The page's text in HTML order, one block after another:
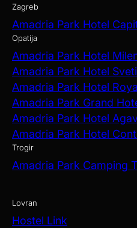
Zagreb
Amadria Park Hotel
Opatija
Amadria Park Hotel
Amadria Park Hotel
Amadria Park Hotel
Amadria Park Grand
Amadria Park Hotel
Amadria Park Hotel
Trogir
Amadria Park Camping
Lovran
Hostel Link